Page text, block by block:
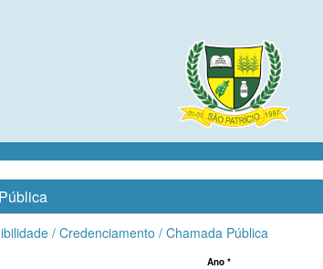
/ Credenciamento / Chamada Pública
Ano *